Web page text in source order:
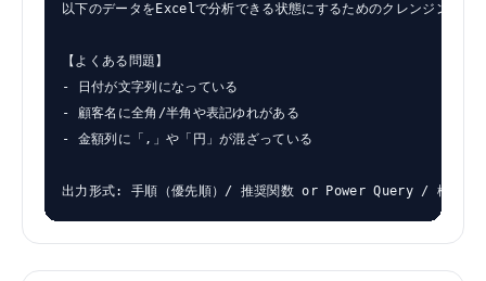
以下のデータをExcelで分析できる状態にするためのクレンジング手
【よくある問題】
- 日付が文字列になっている
- 顧客名に全角/半角や表記ゆれがある
- 金額列に「,」や「円」が混ざっている
出力形式: 手順（優先順）/ 推奨関数 or Power Query / 検算ポ